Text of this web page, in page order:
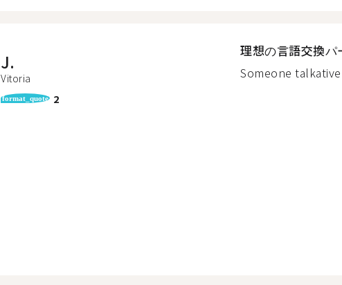
J.
Vitoria
format_quote 2
理想の言語交換パ
Someone